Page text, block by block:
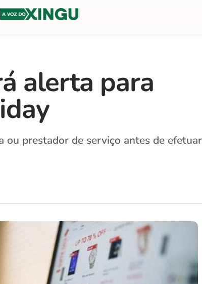
alerta para
ou prestador de serviço antes de efetuar